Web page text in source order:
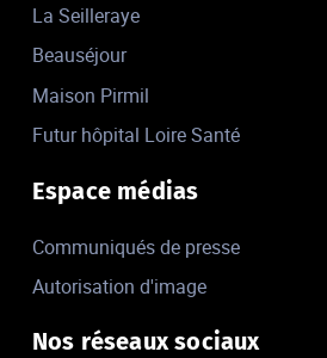
La Seilleraye
Beauséjour
Maison Pirmil
Futur hôpital Loire Santé
Espace médias
Communiqués de presse
Autorisation d'image
Nos réseaux sociaux